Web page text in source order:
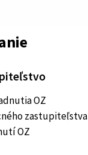
OZ
zastupiteľstva
OZ